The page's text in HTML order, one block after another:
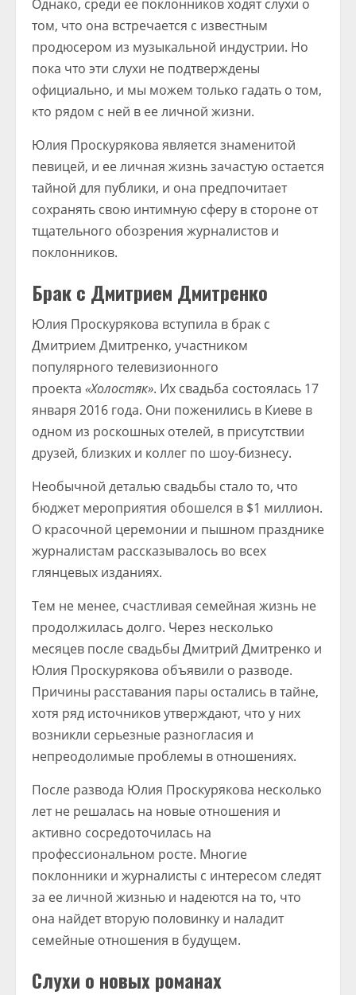
Однако, среди ее поклонников ходят слухи о
том, что она встречается с известным
продюсером из музыкальной индустрии. Но
пока что эти слухи не подтверждены
официально, и мы можем только гадать о том,
кто рядом с ней в ее личной жизни.
Юлия Проскурякова является знаменитой
певицей, и ее личная жизнь зачастую остается
тайной для публики, и она предпочитает
сохранять свою интимную сферу в стороне от
тщательного обозрения журналистов и
поклонников.
Брак с Дмитрием Дмитренко
Юлия Проскурякова вступила в брак с
Дмитрием Дмитренко, участником
популярного телевизионного
проекта «Холостяк». Их свадьба состоялась 17
января 2016 года. Они поженились в Киеве в
одном из роскошных отелей, в присутствии
друзей, близких и коллег по шоу-бизнесу.
Необычной деталью свадьбы стало то, что
бюджет мероприятия обошелся в $1 миллион.
О красочной церемонии и пышном празднике
журналистам рассказывалось во всех
глянцевых изданиях.
Тем не менее, счастливая семейная жизнь не
продолжилась долго. Через несколько
месяцев после свадьбы Дмитрий Дмитренко и
Юлия Проскурякова объявили о разводе.
Причины расставания пары остались в тайне,
хотя ряд источников утверждают, что у них
возникли серьезные разногласия и
непреодолимые проблемы в отношениях.
После развода Юлия Проскурякова несколько
лет не решалась на новые отношения и
активно сосредоточилась на
профессиональном росте. Многие
поклонники и журналисты с интересом следят
за ее личной жизнью и надеются на то, что
она найдет вторую половинку и наладит
семейные отношения в будущем.
Слухи о новых романах